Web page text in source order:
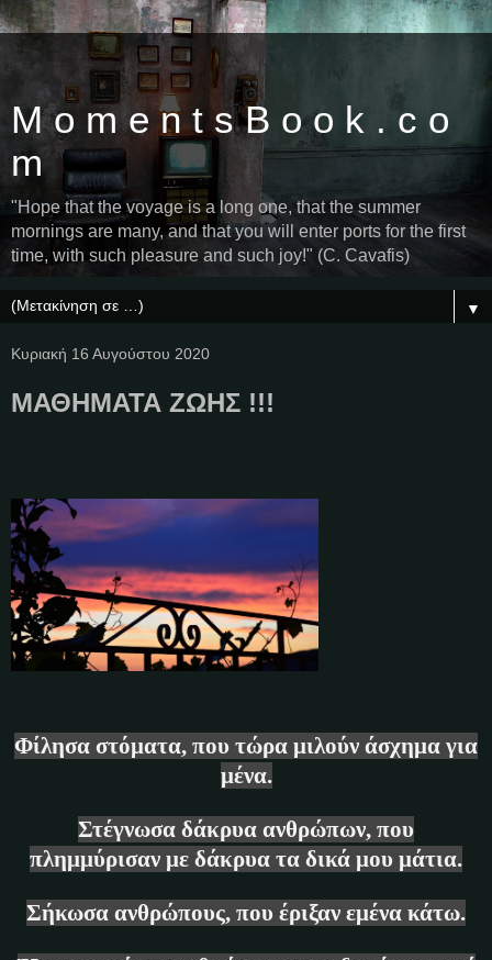
M o m e n t s B o o k . c o
m
"Hope that the voyage is a long one, that the summer
mornings are many, and that you will enter ports for the first
time, with such pleasure and such joy!" (C. Cavafis)
▼
Κυριακή 16 Αυγούστου 2020
ΜΑΘΗΜΑΤΑ ΖΩΗΣ !!!
Φίλησα στόματα, που τώρα μιλούν άσχημα για
μένα.
Στέγνωσα δάκρυα ανθρώπων, που
πλημμύρισαν με δάκρυα τα δικά μου μάτια.
Σήκωσα ανθρώπους, που έριξαν εμένα κάτω.